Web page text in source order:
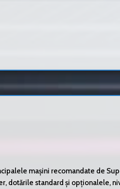
mașini recomandate de
dotările standard și opționalele,